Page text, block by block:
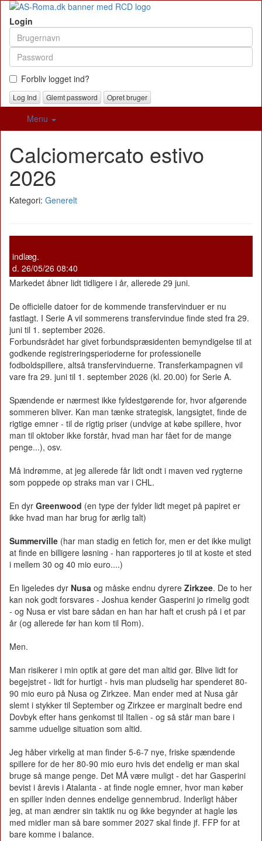
Login
Forbliv logget ind?
Glemt password Opret bruger
Menu
Calciomercato estivo
2026
Kategori: Generelt
indlæg.
d. 26/05/26 08:40
Markedet åbner lidt tidligere i år, allerede 29 juni.
De officielle datoer for de kommende transfervinduer er nu
fastlagt. I Serie A vil sommerens transfervindue finde sted fra 29.
juni til 1. september 2026.
Forbundsrådet har givet forbundspræsidenten bemyndigelse til at
godkende registreringsperioderne for professionelle
fodboldspillere, altså transfervinduerne. Transferkampagnen vil
vare fra 29. juni til 1. september 2026 (kl. 20.00) for Serie A.
Spændende er nærmest ikke fyldestgørende for, hvor afgørende
sommeren bliver. Kan man tænke strategisk, langsigtet, finde de
rigtige emner - til de rigtig priser (undvige at købe spillere, hvor
man til oktober ikke forstår, hvad man har fået for de mange
penge...), osv.
Må indrømme, at jeg allerede får lidt ondt i maven ved rygterne
som poppede op straks man var i CHL.
En dyr Greenwood (en type der fylder lidt meget på papiret er
ikke hvad man har brug for ærlig talt)
Summerville (har man stadig en fetich for, men er det ikke muligt
at finde en billigere løsning - han rapporteres jo til at koste et sted
i mellem 30 og 40 mio euro....)
En ligeledes dyr Nusa og måske endnu dyrere Zirkzee. De to her
kan nok godt forsvares - Joshua kender Gasperini jo rimelig godt
- og Nusa er vist bare sådan en han har haft et crush på i et par
år (og allerede før han kom til Rom).
Men.
Man risikerer i min optik at gøre det man altid gør. Blive lidt for
begejstret - lidt for hurtigt - hvis man pludselig har spenderet 80-
90 mio euro på Nusa og Zirkzee. Man ender med at Nusa går
slemt i stykker til September og Zirkzee er marginalt bedre end
Dovbyk efter hans genkomst til Italien - og så står man bare i
samme uduelige situation som altid.
Jeg håber virkelig at man finder 5-6-7 nye, friske spændende
spillere for de her 80-90 mio euro hvis det endelig er man skal
bruge så mange penge. Det MÅ være muligt - det har Gasperini
bevist i årevis i Atalanta - at finde nogle emner, hvor man køber
en spiller inden dennes endelige gennembrud. Inderligt håber
jeg, at man ændrer sin taktik nu og ikke begynder at hagle løs
med midler man så bare sommer 2027 skal finde jf. FFP for at
bare komme i balance.